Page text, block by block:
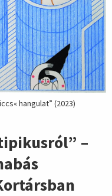
hangulat” (2023)
–